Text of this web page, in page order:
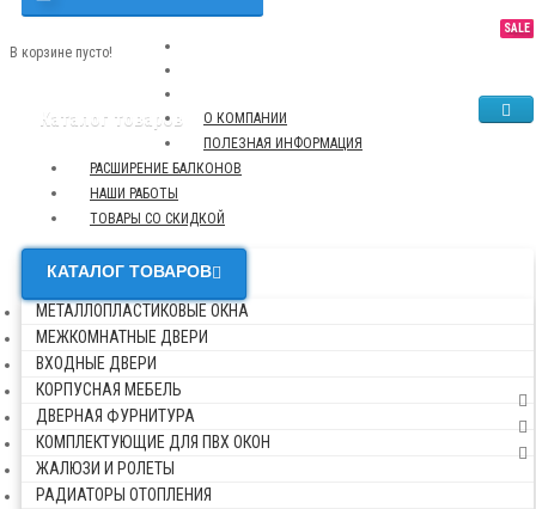
В корзине пусто!
Каталог товаров
О КОМПАНИИ
ПОЛЕЗНАЯ ИНФОРМАЦИЯ
NEW
РАСШИРЕНИЕ БАЛКОНОВ
TOP
НАШИ РАБОТЫ
SALE
ТОВАРЫ СО СКИДКОЙ
КАТАЛОГ ТОВАРОВ
МЕТАЛЛОПЛАСТИКОВЫЕ ОКНА
МЕЖКОМНАТНЫЕ ДВЕРИ
ВХОДНЫЕ ДВЕРИ
КОРПУСНАЯ МЕБЕЛЬ
ДВЕРНАЯ ФУРНИТУРА
КОМПЛЕКТУЮЩИЕ ДЛЯ ПВХ ОКОН
ЖАЛЮЗИ И РОЛЕТЫ
РАДИАТОРЫ ОТОПЛЕНИЯ